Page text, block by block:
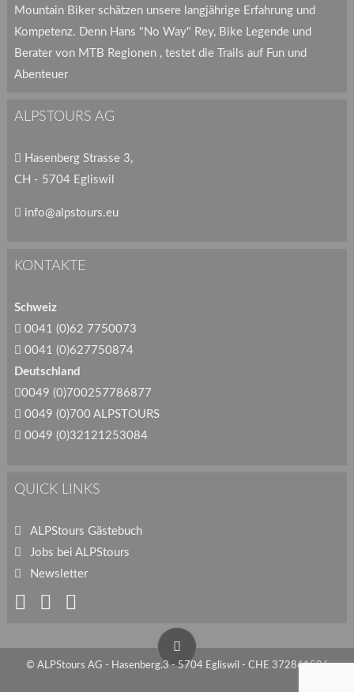
Mountain Biker schätzen unsere langjährige Erfahrung und
Kompetenz. Denn Hans "No Way" Rey, Bike Legende und
Berater von MTB Regionen , testet die Trails auf Fun und
Abenteuer
ALPSTOURS AG
Hasenberg Strasse 3,
CH - 5704 Egliswil
info@alpstours.eu
KONTAKTE
Schweiz
0041 (0)62 7750073
0041 (0)627750874
Deutschland
0049 (0)700257786877
0049 (0)700 ALPSTOURS
0049 (0)32121253084
QUICK LINKS
ALPStours Gästebuch
Jobs bei ALPStours
Newsletter
© ALPStours AG - Hasenberg.3 - 5704 Egliswil - CHE 372861586